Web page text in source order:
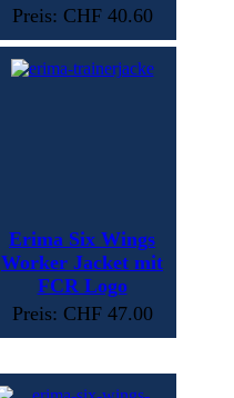
Preis: CHF 40.60
Erima Six Wings
Worker Jacket mit
FCR Logo
Preis: CHF 47.00